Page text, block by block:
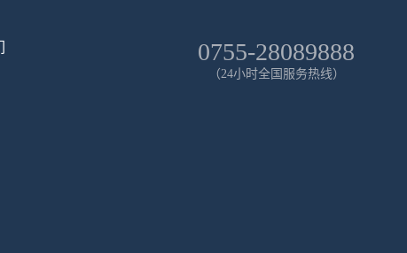
0755-28089888
（24小时全国服务热线）